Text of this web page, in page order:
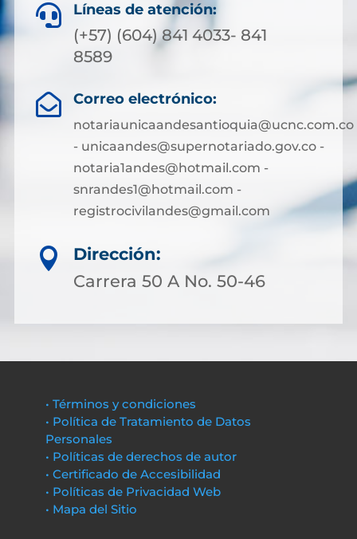
 Líneas de atención:
(+57) (604) 841 4033- 841
8589
 Correo electrónico:
notariaunicaandesantioquia@ucnc.com.co
- unicaandes@supernotariado.gov.co -
notaria1andes@hotmail.com -
snrandes1@hotmail.com -
registrocivilandes@gmail.com

Dirección:
Carrera 50 A No. 50-46
• Términos y condiciones
• Política de Tratamiento de Datos
Personales
• Políticas de derechos de autor
• Certificado de Accesibilidad
• Políticas de Privacidad Web
• Mapa del Sitio